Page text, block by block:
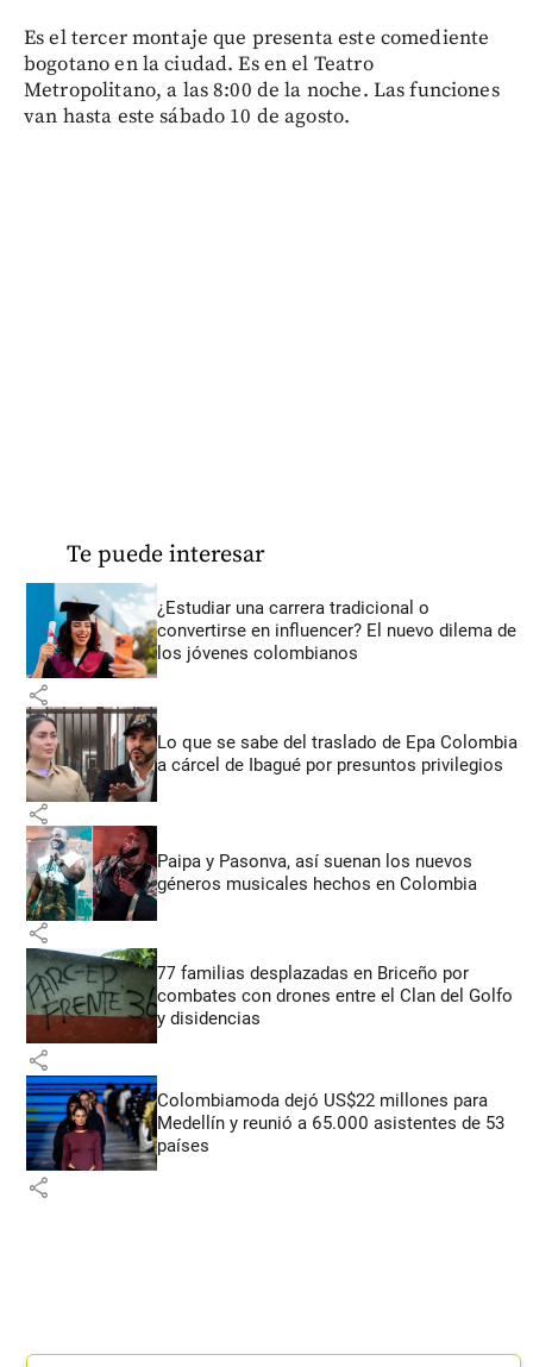
Es el tercer montaje que presenta este comediente
bogotano en la ciudad. Es en el Teatro
Metropolitano, a las 8:00 de la noche. Las funciones
van hasta este sábado 10 de agosto.
Te puede interesar
¿Estudiar una carrera tradicional o
convertirse en influencer? El nuevo dilema de
los jóvenes colombianos
share
Lo que se sabe del traslado de Epa Colombia
a cárcel de Ibagué por presuntos privilegios
share
Paipa y Pasonva, así suenan los nuevos
géneros musicales hechos en Colombia
share
77 familias desplazadas en Briceño por
combates con drones entre el Clan del Golfo
y disidencias
share
Colombiamoda dejó US$22 millones para
Medellín y reunió a 65.000 asistentes de 53
países
share